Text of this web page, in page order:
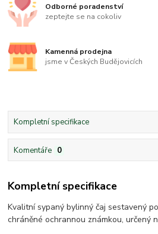
Odborné poradenství
zeptejte se na cokoliv
Kamenná prodejna
jsme v Českých Budějovicích
Kompletní specifikace
Komentáře 0
Kompletní specifikace
Kvalitní sypaný bylinný čaj sestavený
chráněné ochrannou známkou, určený